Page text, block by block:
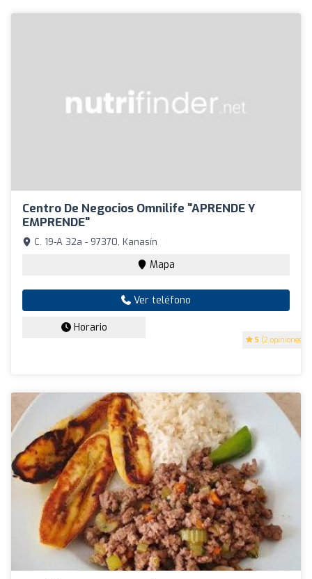
Centro De Negocios Omnilife "APRENDE Y
EMPRENDE"
5 (2 opiniones)
C. 19-A 32a - 97370, Kanasín
Mapa
Ver teléfono
Horario